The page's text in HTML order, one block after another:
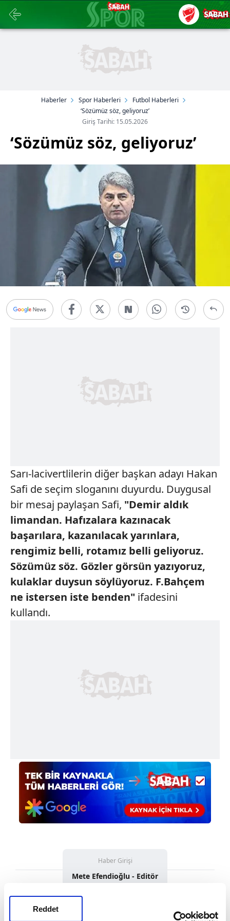
Reddet
Haberler Spor Haberleri
Futbol Haberleri
‘Sözümüz söz, geliyoruz’
Giriş Tarihi: 15.05.2026
‘Sözümüz söz, geliyoruz’
Sarı-lacivertlilerin diğer başkan adayı Hakan
Safi de seçim sloganını duyurdu. Duygusal
bir mesaj paylaşan Safi, "Demir aldık
limandan. Hafızalara kazınacak
başarılara, kazanılacak yarınlara,
rengimiz belli, rotamız belli geliyoruz.
Sözümüz söz. Gözler görsün yazıyoruz,
kulaklar duysun söylüyoruz. F.Bahçem
ne istersen iste benden" ifadesini
kullandı.
Haber Girişi
Mete Efendioğlu - Editör